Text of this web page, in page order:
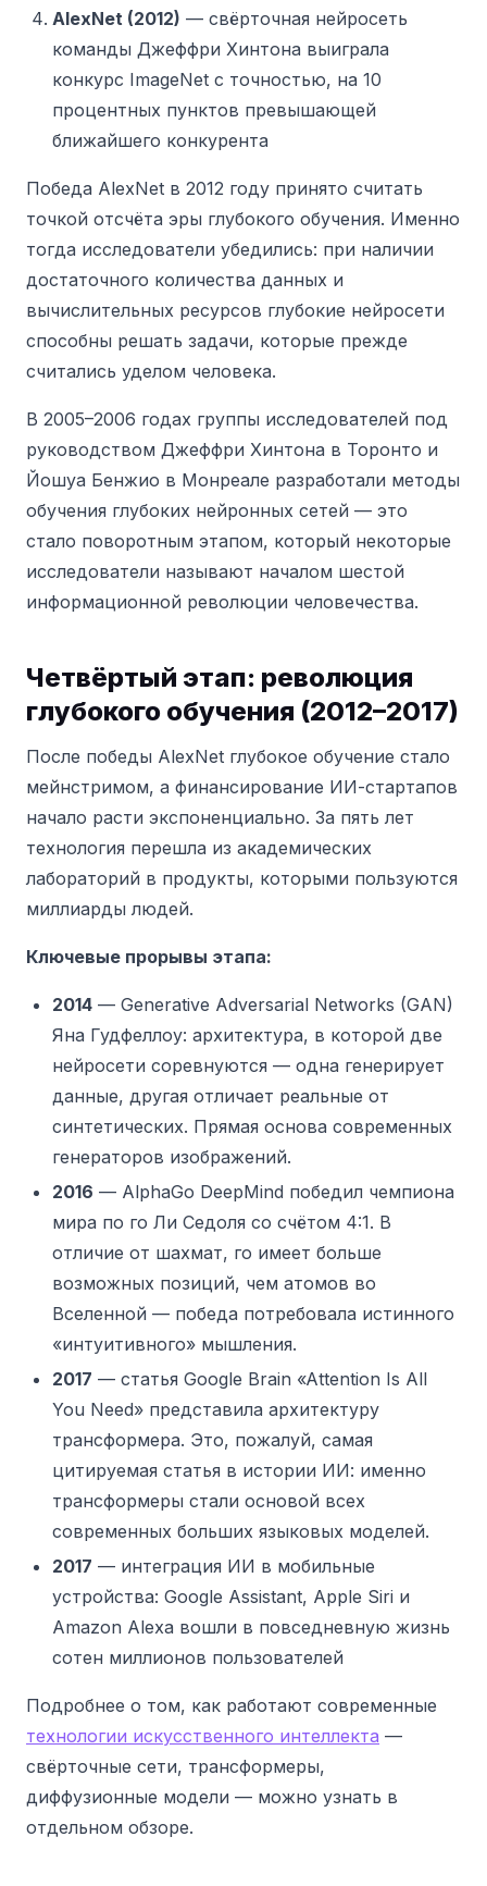
AlexNet (2012) — свёрточная нейросеть
команды Джеффри Хинтона выиграла
конкурс ImageNet с точностью, на 10
процентных пунктов превышающей
ближайшего конкурента
Победа AlexNet в 2012 году принято считать
точкой отсчёта эры глубокого обучения. Именно
тогда исследователи убедились: при наличии
достаточного количества данных и
вычислительных ресурсов глубокие нейросети
способны решать задачи, которые прежде
считались уделом человека.
В 2005–2006 годах группы исследователей под
руководством Джеффри Хинтона в Торонто и
Йошуа Бенжио в Монреале разработали методы
обучения глубоких нейронных сетей — это
стало поворотным этапом, который некоторые
исследователи называют началом шестой
информационной революции человечества.
Четвёртый этап: революция
глубокого обучения (2012–2017)
После победы AlexNet глубокое обучение стало
мейнстримом, а финансирование ИИ-стартапов
начало расти экспоненциально. За пять лет
технология перешла из академических
лабораторий в продукты, которыми пользуются
миллиарды людей.
Ключевые прорывы этапа:
2014 — Generative Adversarial Networks (GAN)
Яна Гудфеллоу: архитектура, в которой две
нейросети соревнуются — одна генерирует
данные, другая отличает реальные от
синтетических. Прямая основа современных
генераторов изображений.
2016 — AlphaGo DeepMind победил чемпиона
мира по го Ли Седоля со счётом 4:1. В
отличие от шахмат, го имеет больше
возможных позиций, чем атомов во
Вселенной — победа потребовала истинного
«интуитивного» мышления.
2017 — статья Google Brain «Attention Is All
You Need» представила архитектуру
трансформера. Это, пожалуй, самая
цитируемая статья в истории ИИ: именно
трансформеры стали основой всех
современных больших языковых моделей.
2017 — интеграция ИИ в мобильные
устройства: Google Assistant, Apple Siri и
Amazon Alexa вошли в повседневную жизнь
сотен миллионов пользователей
Подробнее о том, как работают современные
технологии искусственного интеллекта —
свёрточные сети, трансформеры,
диффузионные модели — можно узнать в
отдельном обзоре.